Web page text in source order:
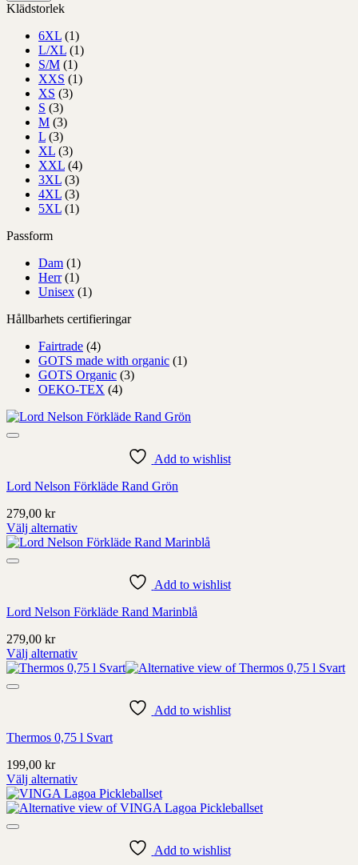
Klädstorlek
6XL (1)
L/XL (1)
S/M (1)
XXS (1)
XS (3)
S (3)
M (3)
L (3)
XL (3)
XXL (4)
3XL (3)
4XL (3)
5XL (1)
Passform
Dam (1)
Herr (1)
Unisex (1)
Hållbarhets certifieringar
Fairtrade (4)
GOTS made with organic (1)
GOTS Organic (3)
OEKO-TEX (4)
Add to wishlist
Lord Nelson Förkläde Rand Grön
279,00 kr
Välj alternativ
Denna
produkt
kan
på
produktens
sida
Add to wishlist
Lord Nelson Förkläde Rand Marinblå
279,00 kr
Välj alternativ
Denna
produkt
kan
på
produktens
sida
Add to wishlist
Thermos 0,75 l Svart
199,00 kr
Välj alternativ
Denna
produkt
har
Add to wishlist